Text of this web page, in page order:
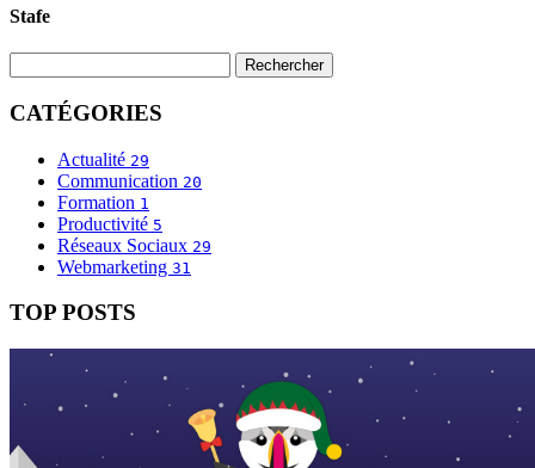
Stafe
CATÉGORIES
Actualité 29
Communication 20
Formation 1
Productivité 5
Réseaux Sociaux 29
Webmarketing 31
TOP POSTS